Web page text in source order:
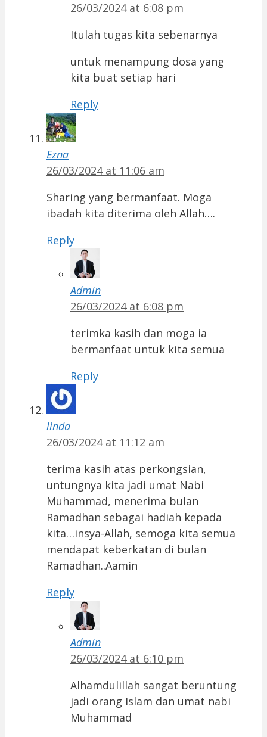
26/03/2024 at 6:08 pm
Itulah tugas kita sebenarnya
untuk menampung dosa yang
kita buat setiap hari
Reply
Ezna
26/03/2024 at 11:06 am
Sharing yang bermanfaat. Moga
ibadah kita diterima oleh Allah….
Reply
Admin
26/03/2024 at 6:08 pm
terimka kasih dan moga ia
bermanfaat untuk kita semua
Reply
linda
26/03/2024 at 11:12 am
terima kasih atas perkongsian,
untungnya kita jadi umat Nabi
Muhammad, menerima bulan
Ramadhan sebagai hadiah kepada
kita…insya-Allah, semoga kita semua
mendapat keberkatan di bulan
Ramadhan..Aamin
Reply
Admin
26/03/2024 at 6:10 pm
Alhamdulillah sangat beruntung
jadi orang Islam dan umat nabi
Muhammad